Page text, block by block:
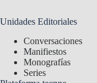
Unidades Editoriales
Conversaciones
Manifiestos
Monografías
Series